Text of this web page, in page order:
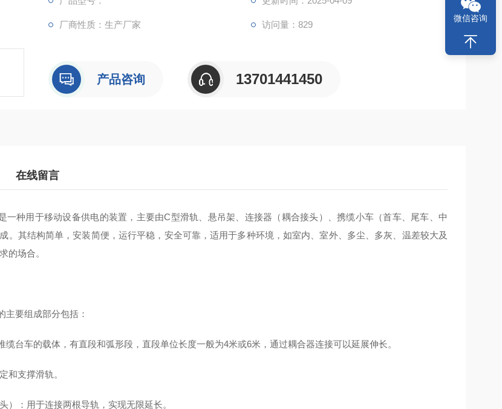
厂商性质：生产厂家 访问量：829
产品咨询 13701441450
在线留言
一种用于移动设备供电的装置，主要由C型滑轨、悬吊架、连接器（耦合接头）、携缆小车（首车、尾车、中
。其结构简单，安装简便，运行平稳，安全可靠，适用于多种环境，如室内、室外、多尘、多灰、温差较大及
的场合‌。
主要组成部分包括：
缆台车的载体，有直段和弧形段，直段单位长度一般为4米或6米，通过耦合器连接可以延展伸长。
和支撑滑轨。
）‌：用于连接两根导轨，实现无限延长。
微信咨询